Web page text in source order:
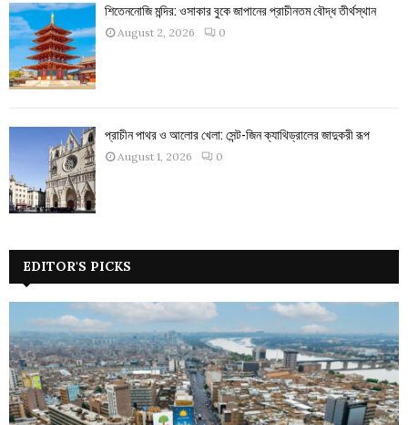
শিতেননোজি মন্দির: ওসাকার বুকে জাপানের প্রাচীনতম বৌদ্ধ তীর্থস্থান
August 2, 2026 0
প্রাচীন পাথর ও আলোর খেলা: সেন্ট-জিন ক্যাথিড্রালের জাদুকরী রূপ
August 1, 2026 0
EDITOR'S PICKS